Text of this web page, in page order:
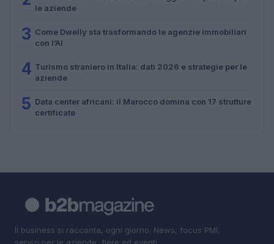
le aziende
3 Come Dwelly sta trasformando le agenzie immobiliari
con l’AI
4 Turismo straniero in Italia: dati 2026 e strategie per le
aziende
5 Data center africani: il Marocco domina con 17 strutture
certificate
Il business si racconta, ogni giorno. News, focus PMI,